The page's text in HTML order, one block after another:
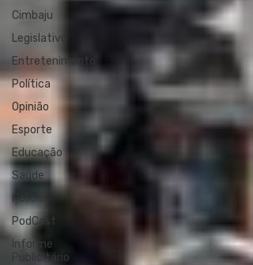
Cimbaju
Legislativo
Entretenimento
Política
Opinião
Esporte
Educação
Saúde
Polícia
PodCast
Informe
Publicitário